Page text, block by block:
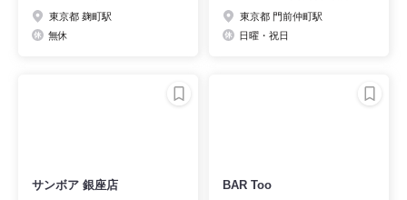
東京都 麹町駅
無休
東京都 門前仲町駅
日曜・祝日
サンボア 銀座店 BAR Too